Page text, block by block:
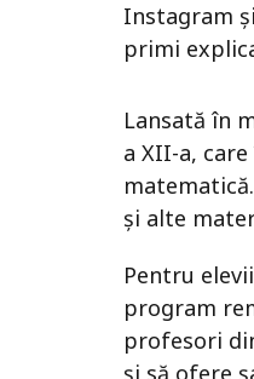
Instagram
primi
Lansată în
a XII-a,
și alte
Pentru
program
profesori